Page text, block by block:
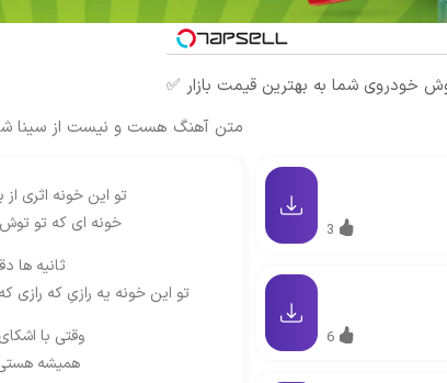
خودروی شما به بهترین قیمت بازار ✅
متن آهنگ هست و نیست از سینا
تو این خونه اثری
خونه ای که تو
ثانیه ها
تو این خونه یه رازیِ که رازی
وقتی با
همیشه هستی
3
6